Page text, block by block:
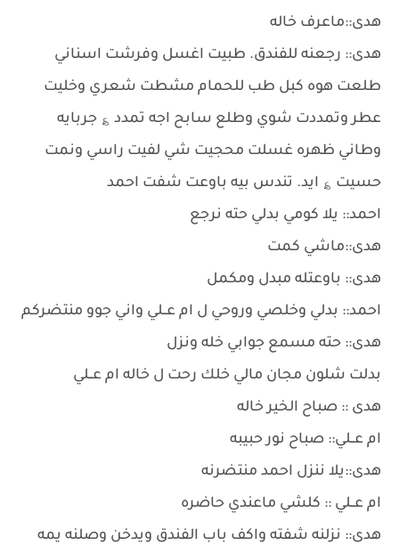
هدى::ماعرف خاله
هدى:: رجعنه للفندق. طبيت اغسل وفرشت اسناني
طلعت هوه كبل طب للحمام مشطت شعري وخليت
عطر وتمددت شوي وطلع سابح اجه تمدد ؏ جربايه
وطاني ظهره غسلت محجيت شي لفيت راسي ونمت
حسيت ؏ ايد. تندس بيه باوعت شفت احمد
احمد:: يلا كومي بدلي حته نرجع
هدى::ماشي كمت
هدى:: باوعتله مبدل ومكمل
احمد:: بدلي وخلصي وروحي ل ام عــلي واني جوو منتضركم
هدى:: حته مسمع جوابي خله ونزل
بدلت شلون مجان مالي خلك رحت ل خاله ام عــلي
هدى :: صباح الخير خاله
ام عــلي:: صباح نور حبيبه
هدى::يلا ننزل احمد منتضرنه
ام عــلي :: كلشي ماعندي حاضره
هدى:: نزلنه شفته واكف باب الفندق ويدخن وصلنه يمه